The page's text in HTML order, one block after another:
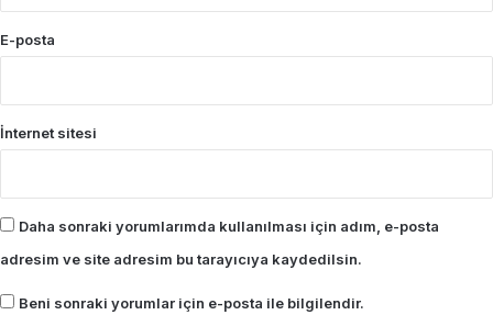
E-posta
İnternet sitesi
Daha sonraki yorumlarımda kullanılması için adım, e-posta
adresim ve site adresim bu tarayıcıya kaydedilsin.
Beni sonraki yorumlar için e-posta ile bilgilendir.